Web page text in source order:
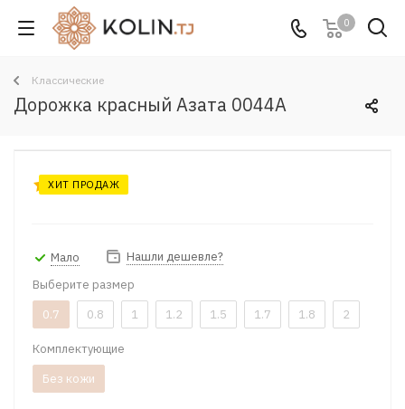
0
Классические
Дорожка красный Азата 0044A
ХИТ ПРОДАЖ
Мало
Нашли дешевле?
Выберите размер
0.7
0.8 1 1.2 1.5 1.7 1.8 2
Комплектующие
Без кожи